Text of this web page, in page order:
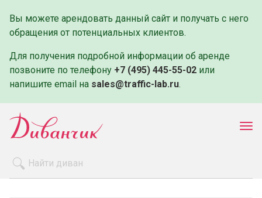
Вы можете арендовать данный сайт и получать с него
обращения от потенциальных клиентов.
Для получения подробной информации об аренде
позвоните по телефону +7 (495) 445-55-02 или
напишите email на sales@traffic-lab.ru.